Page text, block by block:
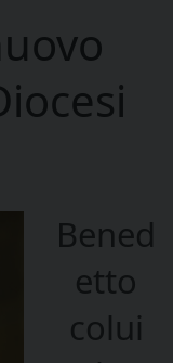
Bened
etto
colui